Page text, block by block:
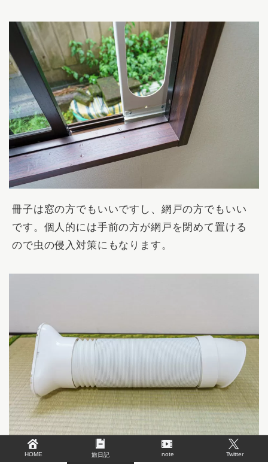
冊子は窓の方でもいいですし、網戸の方でもいい
です。個人的には手前の方が網戸を閉めて置ける
ので虫の侵入対策にもなります。
排熱ダクトを組み立てます。ジャバラになってい
HOME 旅日記 note Twitter